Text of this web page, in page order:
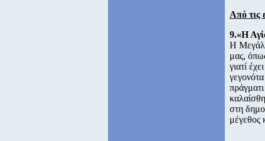
Από τις
9.«Η
Η
μας,
γιατί
στη
μέγεθος